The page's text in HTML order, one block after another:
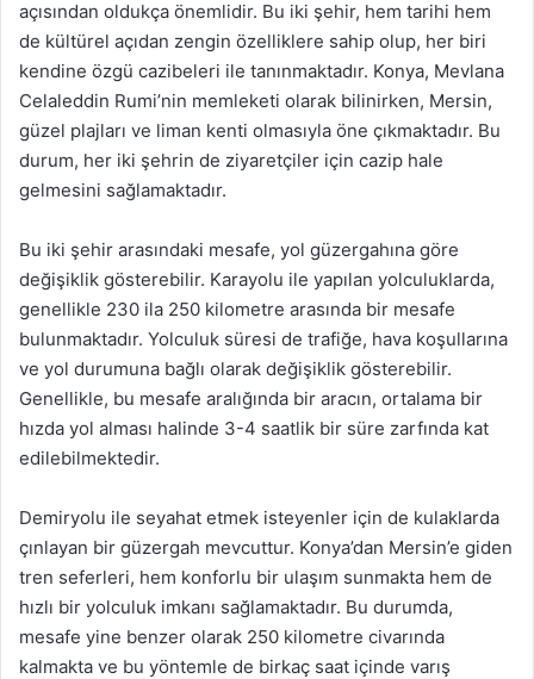
açısından oldukça önemlidir. Bu iki şehir, hem tarihi hem
de kültürel açıdan zengin özelliklere sahip olup, her biri
kendine özgü cazibeleri ile tanınmaktadır. Konya, Mevlana
Celaleddin Rumi’nin memleketi olarak bilinirken, Mersin,
güzel plajları ve liman kenti olmasıyla öne çıkmaktadır. Bu
durum, her iki şehrin de ziyaretçiler için cazip hale
gelmesini sağlamaktadır.
Bu iki şehir arasındaki mesafe, yol güzergahına göre
değişiklik gösterebilir. Karayolu ile yapılan yolculuklarda,
genellikle 230 ila 250 kilometre arasında bir mesafe
bulunmaktadır. Yolculuk süresi de trafiğe, hava koşullarına
ve yol durumuna bağlı olarak değişiklik gösterebilir.
Genellikle, bu mesafe aralığında bir aracın, ortalama bir
hızda yol alması halinde 3-4 saatlik bir süre zarfında kat
edilebilmektedir.
Demiryolu ile seyahat etmek isteyenler için de kulaklarda
çınlayan bir güzergah mevcuttur. Konya’dan Mersin’e giden
tren seferleri, hem konforlu bir ulaşım sunmakta hem de
hızlı bir yolculuk imkanı sağlamaktadır. Bu durumda,
mesafe yine benzer olarak 250 kilometre civarında
kalmakta ve bu yöntemle de birkaç saat içinde varış